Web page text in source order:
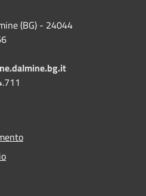
(BG) - 24044